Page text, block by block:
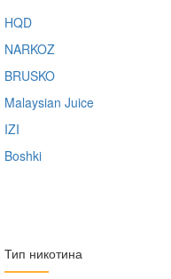
HQD
NARKOZ
BRUSKO
Malaysian Juice
IZI
Boshki
Тип никотина